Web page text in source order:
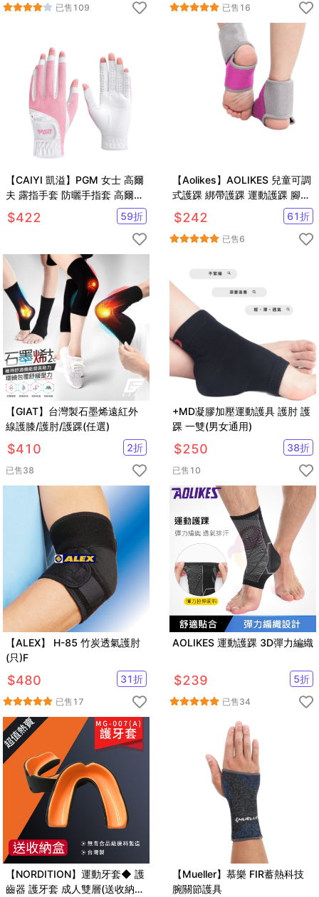
已售 109 已售 16
【CAIYI 凱溢】PGM 女士 高爾
夫 露指手套 防曬手指套 高爾夫
球手套
$422 59折
【Aolikes】AOLIKES 兒童可調
式護踝 綁帶護踝 運動護踝 腳裸
套 腳踝護具 護足套
$242 61折
已售6
【GIAT】台灣製石墨烯遠紅外
線護膝/護肘/護踝(任選)
$410 2折
已售38
+MD凝膠加壓運動護具 護肘 護
踝 一雙(男女通用)
$250 38折
已售 10
【ALEX】 H-85 竹炭透氣護肘
(只)F
$480 31折
已售 17
AOLIKES 運動護踝 3D彈力編織
$239 5折
已售34
【NORDITION】運動牙套◆ 護
齒器 護牙套 成人雙層(送收納
【Mueller】慕樂 FIR蓄熱科技
腕關節護具